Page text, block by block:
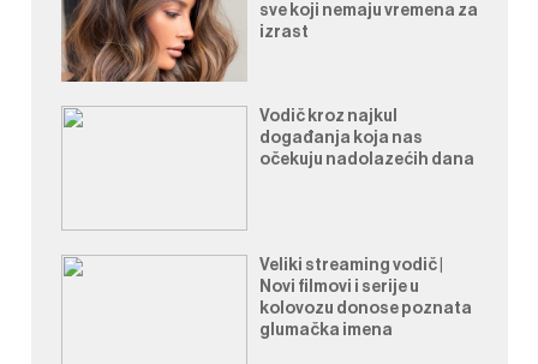
sve koji nemaju vremena za
izrast
Vodič kroz najkul
događanja koja nas
očekuju nadolazećih dana
Veliki streaming vodič |
Novi filmovi i serije u
kolovozu donose poznata
glumačka imena